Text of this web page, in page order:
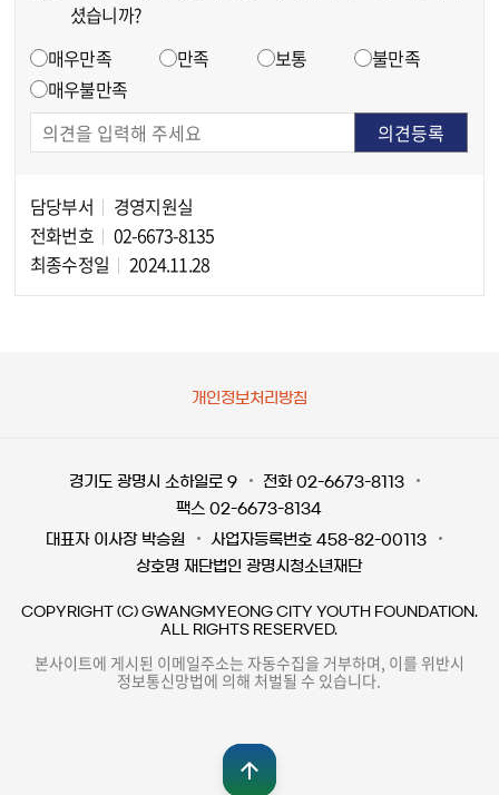
셨습니까?
매우만족 만족 보통
불만족
매우불만족
담당부서
경영지원실
전화번호
02-6673-8135
최종수정일
2024.11.28
개인정보처리방침
경기도 광명시 소하일로 9
전화 02-6673-8113
팩스 02-6673-8134
대표자 이사장 박승원
사업자등록번호 458-82-00113
상호명 재단법인 광명시청소년재단
COPYRIGHT (C) GWANGMYEONG CITY YOUTH FOUNDATION.
ALL RIGHTS RESERVED.
본사이트에 게시된 이메일주소는 자동수집을 거부하며, 이를 위반시
정보통신망법에 의해 처벌될 수 있습니다.